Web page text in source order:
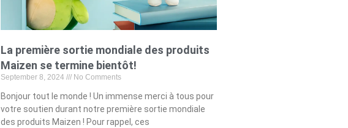
La première sortie mondiale des produits
Maizen se termine bientôt!
September 8, 2024 No Comments
Bonjour tout le monde ! Un immense merci à tous pour
votre soutien durant notre première sortie mondiale
des produits Maizen ! Pour rappel, ces